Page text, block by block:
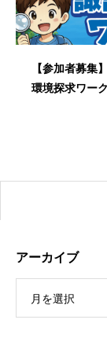
【参加者募集
環境探求ワー
【受付終了】
アーカイブ
月を選択